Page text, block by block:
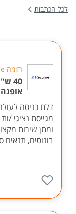
לכל הכתבות
רזומה Rezume כח אדם והשמה
40
דלת כניסה
מגייסת נציגי /
בונוסים, תנאים